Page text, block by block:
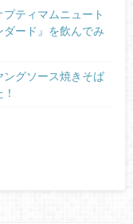
ティマムニュート
ード』を飲んでみ
グソース焼きそば